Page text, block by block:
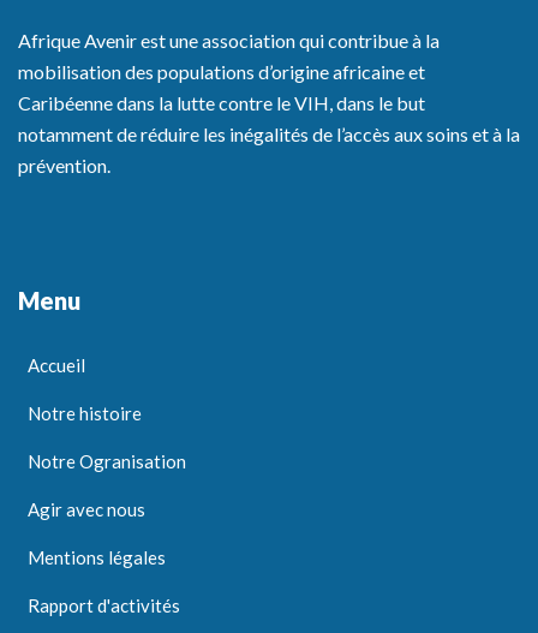
Afrique Avenir est une association qui contribue à la
mobilisation des populations d’origine africaine et
Caribéenne dans la lutte contre le VIH, dans le but
notamment de réduire les inégalités de l’accès aux soins et à la
prévention.
Menu
Accueil
Notre histoire
Notre Ogranisation
Agir avec nous
Mentions légales
Rapport d'activités